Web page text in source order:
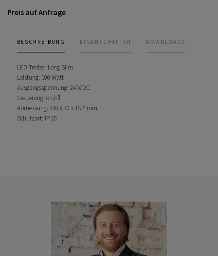
Preis auf Anfrage
BESCHREIBUNG EIGENSCHAFTEN DOWNLOADS
LED Treiber Long Slim
Leistung: 100 Watt
Ausgangsspannung: 24 V/DC
Steuerung: on/off
Abmessung: 320 x 30 x 18.2 mm
Schutzart: IP 20